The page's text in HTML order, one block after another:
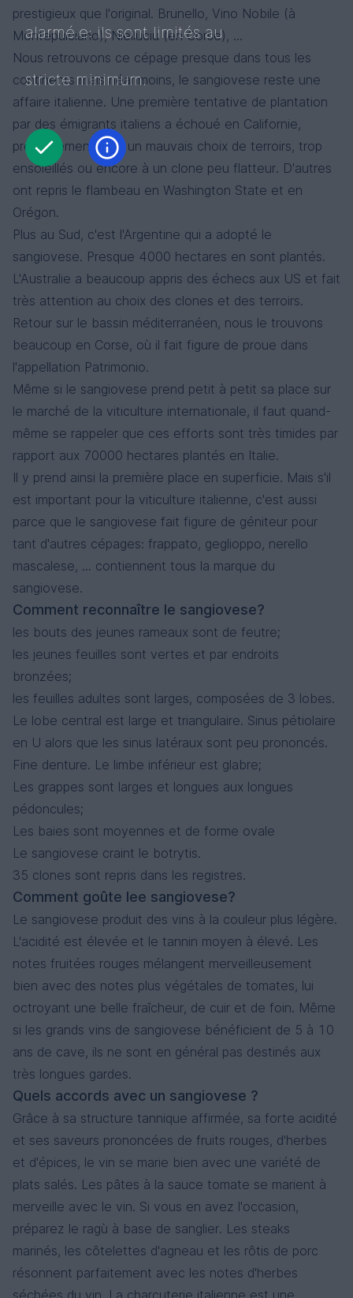
prestigieux que l'original. Brunello, Vino Nobile (à
Montepulciano), Nielluciu (en Corse), ...
Nous retrouvons ce cépage presque dans tous les
continents mais néanmoins, le sangiovese reste une
affaire italienne. Une première tentative de plantation
par des émigrants italiens a échoué en Californie,
probablement dû à un mauvais choix de terroirs, trop
ensoleillés ou encore à un clone peu flatteur. D'autres
ont repris le flambeau en Washington State et en
Orégon.
Plus au Sud, c'est l'Argentine qui a adopté le
sangiovese. Presque 4000 hectares en sont plantés.
L'Australie a beaucoup appris des échecs aux US et fait
très attention au choix des clones et des terroirs.
Retour sur le bassin méditerranéen, nous le trouvons
beaucoup en Corse, où il fait figure de proue dans
l'appellation Patrimonio.
Même si le sangiovese prend petit à petit sa place sur
le marché de la viticulture internationale, il faut quand-
même se rappeler que ces efforts sont très timides par
rapport aux 70000 hectares plantés en Italie.
Il y prend ainsi la première place en superficie. Mais s'il
est important pour la viticulture italienne, c'est aussi
parce que le sangiovese fait figure de géniteur pour
tant d'autres cépages: frappato, geglioppo, nerello
mascalese, ... contiennent tous la marque du
sangiovese.
Comment reconnaître le sangiovese?
les bouts des jeunes rameaux sont de feutre;
les jeunes feuilles sont vertes et par endroits
bronzées;
les feuilles adultes sont larges, composées de 3 lobes.
Le lobe central est large et triangulaire. Sinus pétiolaire
en U alors que les sinus latéraux sont peu prononcés.
Fine denture. Le limbe inférieur est glabre;
Les grappes sont larges et longues aux longues
pédoncules;
Les baies sont moyennes et de forme ovale
Le sangiovese craint le botrytis.
35 clones sont repris dans les registres.
Comment goûte lee sangiovese?
Le sangiovese produit des vins à la couleur plus légère.
L'acidité est élevée et le tannin moyen à élevé. Les
notes fruitées rouges mélangent merveilleusement
bien avec des notes plus végétales de tomates, lui
octroyant une belle fraîcheur, de cuir et de foin. Même
si les grands vins de sangiovese bénéficient de 5 à 10
ans de cave, ils ne sont en général pas destinés aux
très longues gardes.
Quels accords avec un sangiovese ?
Grâce à sa structure tannique affirmée, sa forte acidité
et ses saveurs prononcées de fruits rouges, d'herbes
et d'épices, le vin se marie bien avec une variété de
plats salés. Les pâtes à la sauce tomate se marient à
merveille avec le vin. Si vous en avez l'occasion,
préparez le ragù à base de sanglier. Les steaks
marinés, les côtelettes d'agneau et les rôtis de porc
résonnent parfaitement avec les notes d'herbes
séchées du vin. La charcuterie italienne est une
alarmé.e: ils sont limités au
stricte minimum.